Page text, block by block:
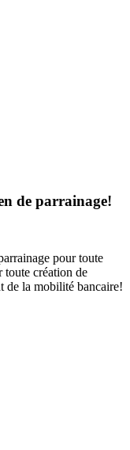
de parrainage!
pour toute
création de
de la mobilité bancaire!